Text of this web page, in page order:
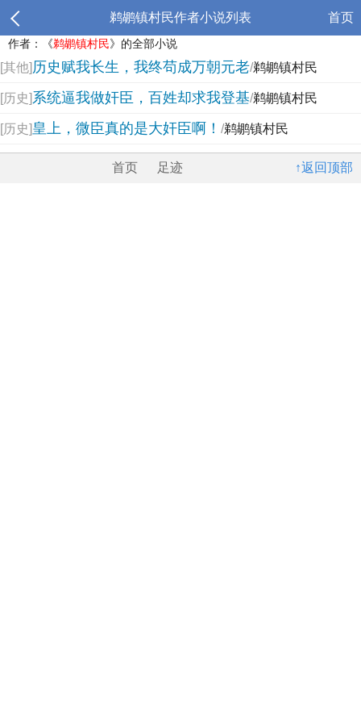
鹈鹕镇村民作者小说列表 首页
作者：《鹈鹕镇村民》的全部小说
[其他] 历史赋我长生，我终苟成万朝元老/鹈鹕镇村民
[历史]系统逼我做奸臣，百姓却求我登基/鹈鹕镇村民
[历史]皇上，微臣真的是大奸臣啊！ /鹈鹕镇村民
↑返回顶部
首页 足迹